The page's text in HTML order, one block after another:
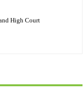
High Court